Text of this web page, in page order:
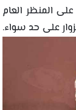
المنظر العام
على حد سواء.